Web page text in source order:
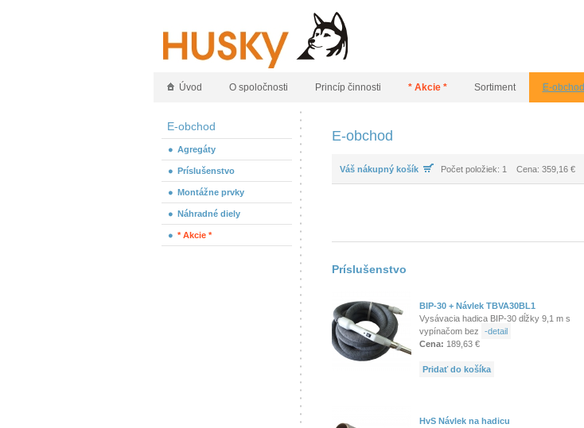
Úvod O spoločnosti Princíp činnosti * Akcie * Sortiment E-obchod
E-obchod
Agregáty
Príslušenstvo
Montážne prvky
Náhradné diely
* Akcie *
E-obchod
Váš nákupný košík Počet položiek: 1 Cena: 359,16 €
Príslušenstvo
BIP-30 + Návlek TBVA30BL1
Vysávacia hadica BIP-30 dĺžky 9,1 m s
vypínačom bez
-detail
Cena: 189,63 €
Pridať do košíka
HvS Návlek na hadicu